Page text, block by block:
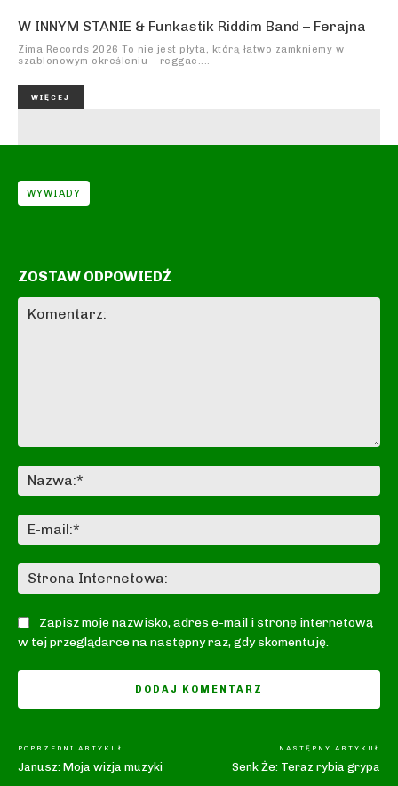
W INNYM STANIE & Funkastik Riddim Band – Ferajna
Zima Records 2026 To nie jest płyta, którą łatwo zamkniemy w
szablonowym określeniu – reggae....
WIĘCEJ
WYWIADY
ZOSTAW ODPOWIEDŹ
Zapisz moje nazwisko, adres e-mail i stronę internetową
w tej przeglądarce na następny raz, gdy skomentuję.
POPRZEDNI ARTYKUŁ
Janusz: Moja wizja muzyki
NASTĘPNY ARTYKUŁ
Senk Że: Teraz rybia grypa